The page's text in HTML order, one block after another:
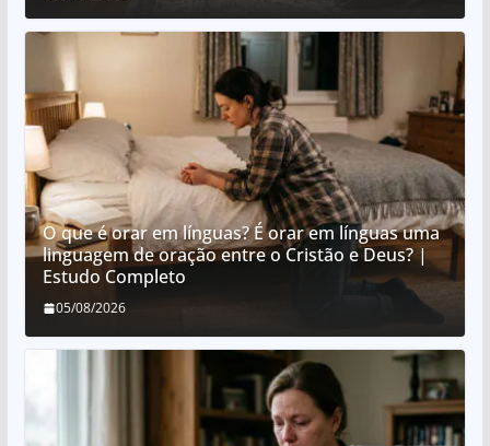
O que é orar em línguas? É orar em línguas uma
linguagem de oração entre o Cristão e Deus? |
Estudo Completo
05/08/2026